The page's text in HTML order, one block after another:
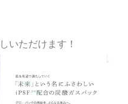
いただけます！